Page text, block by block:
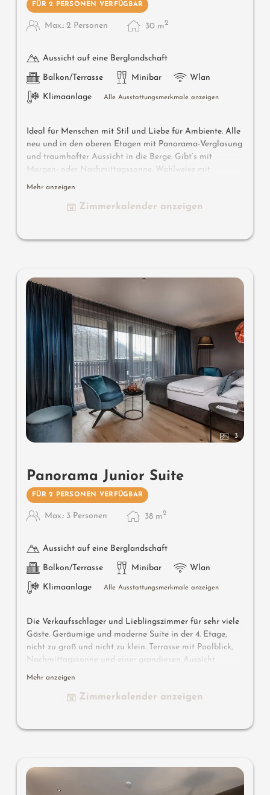
FÜR 2 PERSONEN VERFÜGBAR
Max.: 2 Personen 30 m2
Aussicht auf eine Berglandschaft
Balkon/Terrasse Minibar Wlan
Klimaanlage Alle Ausstattungsmerkmale anzeigen
Ideal für Menschen mit Stil und Liebe für Ambiente. Alle
neu und in den oberen Etagen mit Panorama-Verglasung
und traumhafter Aussicht in die Berge. Gibt’s mit
Morgen- oder Nachmittagssonne. Wahlweise mit
offenem oder abgetrennten Badezimmer. Sollte dies für
Buchung angeben. Es besteht die Möglichkeit, eines
Mehr anzeigen
Zimmerkalender anzeigen
3
Panorama Junior Suite
FÜR 2 PERSONEN VERFÜGBAR
Max.: 3 Personen 38 m2
Aussicht auf eine Berglandschaft
Balkon/Terrasse Minibar Wlan
Klimaanlage Alle Ausstattungsmerkmale anzeigen
Die Verkaufsschlager und Lieblingszimmer für sehr viele
Gäste. Geräumige und moderne Suite in der 4. Etage,
nicht zu groß und nicht zu klein. Terrasse mit Poolblick,
Nachmittagssonne und einer grandiosen Aussicht.
Wahlweise mit offenem oder abgetrennten Badezimmer.
Juniorsuiten zu verbinden: unsere Luxury Panorama
Mehr anzeigen
Zimmerkalender anzeigen